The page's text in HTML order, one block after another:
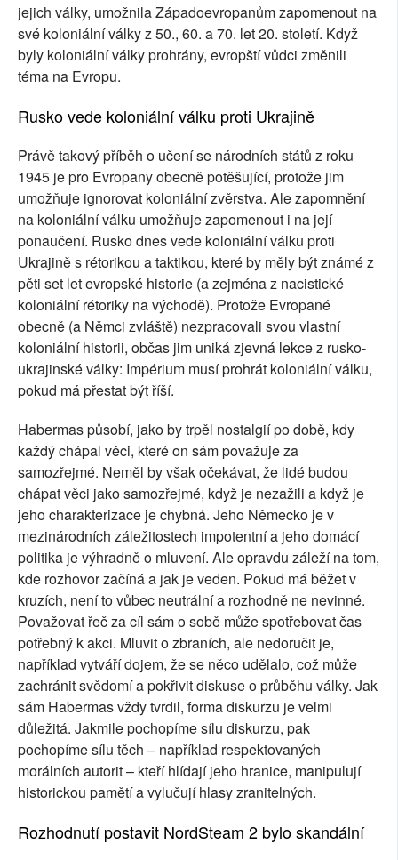
jejich války, umožnila Západoevropanům zapomenout na
své koloniální války z 50., 60. a 70. let 20. století. Když
byly koloniální války prohrány, evropští vůdci změnili
téma na Evropu.
Rusko vede koloniální válku proti Ukrajině
Právě takový příběh o učení se národních států z roku
1945 je pro Evropany obecně potěšující, protože jim
umožňuje ignorovat koloniální zvěrstva. Ale zapomnění
na koloniální válku umožňuje zapomenout i na její
ponaučení. Rusko dnes vede koloniální válku proti
Ukrajině s rétorikou a taktikou, které by měly být známé z
pěti set let evropské historie (a zejména z nacistické
koloniální rétoriky na východě). Protože Evropané
obecně (a Němci zvláště) nezpracovali svou vlastní
koloniální historii, občas jim uniká zjevná lekce z rusko-
ukrajinské války: Impérium musí prohrát koloniální válku,
pokud má přestat být říší.
Habermas působí, jako by trpěl nostalgií po době, kdy
každý chápal věci, které on sám považuje za
samozřejmé. Neměl by však očekávat, že lidé budou
chápat věci jako samozřejmé, když je nezažili a když je
jeho charakterizace je chybná. Jeho Německo je v
mezinárodních záležitostech impotentní a jeho domácí
politika je výhradně o mluvení. Ale opravdu záleží na tom,
kde rozhovor začíná a jak je veden. Pokud má běžet v
kruzích, není to vůbec neutrální a rozhodně ne nevinné.
Považovat řeč za cíl sám o sobě může spotřebovat čas
potřebný k akci. Mluvit o zbraních, ale nedoručit je,
například vytváří dojem, že se něco udělalo, což může
zachránit svědomí a pokřivit diskuse o průběhu války. Jak
sám Habermas vždy tvrdil, forma diskurzu je velmi
důležitá. Jakmile pochopíme sílu diskurzu, pak
pochopíme sílu těch – například respektovaných
morálních autorit – kteří hlídají jeho hranice, manipulují
historickou pamětí a vylučují hlasy zranitelných.
Rozhodnutí postavit NordSteam 2 bylo skandální